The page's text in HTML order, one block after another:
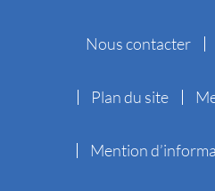
Nous contacter
Plan du site
Mention